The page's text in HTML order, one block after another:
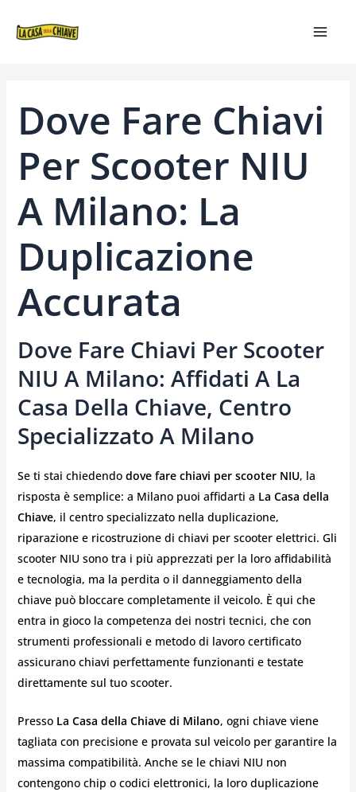
Dove Fare Chiavi
Per Scooter NIU
A Milano: La
Duplicazione
Accurata
Dove Fare Chiavi Per Scooter
NIU A Milano: Affidati A La
Casa Della Chiave, Centro
Specializzato A Milano
Se ti stai chiedendo dove fare chiavi per scooter NIU, la
risposta è semplice: a Milano puoi affidarti a La Casa della
Chiave, il centro specializzato nella duplicazione,
riparazione e ricostruzione di chiavi per scooter elettrici. Gli
scooter NIU sono tra i più apprezzati per la loro affidabilità
e tecnologia, ma la perdita o il danneggiamento della
chiave può bloccare completamente il veicolo. È qui che
entra in gioco la competenza dei nostri tecnici, che con
strumenti professionali e metodo di lavoro certificato
assicurano chiavi perfettamente funzionanti e testate
direttamente sul tuo scooter.
Presso La Casa della Chiave di Milano, ogni chiave viene
tagliata con precisione e provata sul veicolo per garantire la
massima compatibilità. Anche se le chiavi NIU non
contengono chip o codici elettronici, la loro duplicazione
ARTICOLI